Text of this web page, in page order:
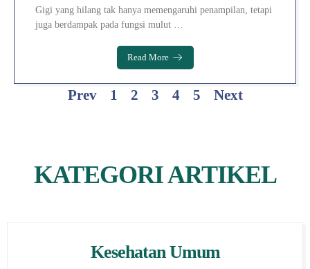
Gigi yang hilang tak hanya memengaruhi penampilan, tetapi
juga berdampak pada fungsi mulut …
Read More
Prev 1 2 3 4 5 Next
KATEGORI ARTIKEL
Kesehatan Umum